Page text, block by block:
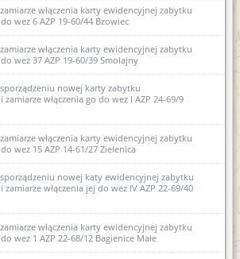
włączenia karty ewidencyjnej zabytku
wez 6 AZP 19-60/44 Bzowiec
włączenia karty ewidencyjnej zabytku
wez 37 AZP 19-60/39 Smolajny
nowej karty zabytku
włączenia go do wez I AZP 24-69/9
włączenia karty ewidencyjnej zabytku
wez 15 AZP 14-61/27 Zielenica
nowej katy ewidencyjnej zabytku
włączenia jej do wez IV AZP 22-69/40
włączenia karty ewidencyjnej zabytku
wez 1 AZP 22-68/12 Bagienice Małe